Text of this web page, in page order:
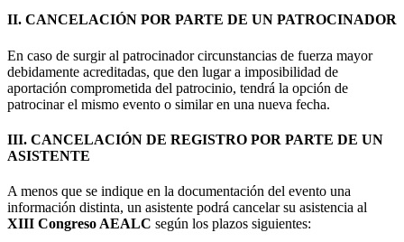
II. CANCELACIÓN POR PARTE DE UN PATROCINADOR
En caso de surgir al patrocinador circunstancias de fuerza mayor
debidamente acreditadas, que den lugar a imposibilidad de
aportación comprometida del patrocinio, tendrá la opción de
patrocinar el mismo evento o similar en una nueva fecha.
III. CANCELACIÓN DE REGISTRO POR PARTE DE UN
ASISTENTE
A menos que se indique en la documentación del evento una
información distinta, un asistente podrá cancelar su asistencia al
XIII Congreso AEALC según los plazos siguientes: